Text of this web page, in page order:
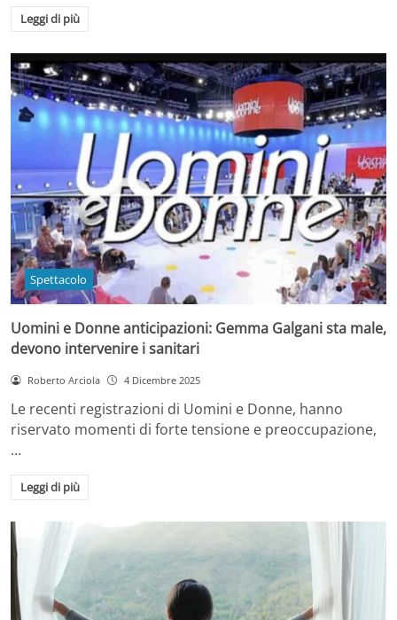
Leggi di più
Spettacolo
Uomini e Donne anticipazioni: Gemma Galgani sta male,
devono intervenire i sanitari
Roberto Arciola 4 Dicembre 2025
Le recenti registrazioni di Uomini e Donne, hanno
riservato momenti di forte tensione e preoccupazione,
…
Leggi di più